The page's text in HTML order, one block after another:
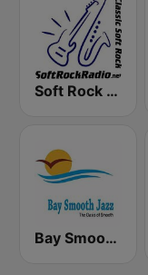
Soft Rock Radio
Bay Smooth Jazz